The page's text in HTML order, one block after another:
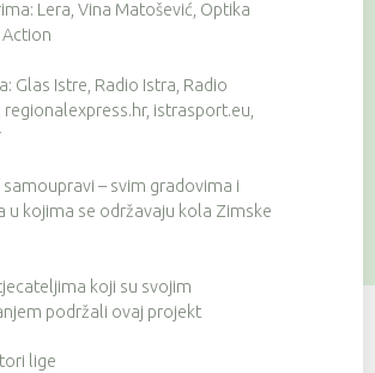
Lera, Vina Matošević, Optika
Action
Glas Istre, Radio Istra, Radio
istrasport.eu,
– svim gradovima i
u kojima se održavaju kola Zimske
koji su svojim
podržali ovaj projekt
lige